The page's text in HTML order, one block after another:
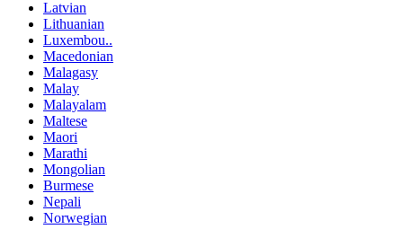
Latvian
Lithuanian
Luxembou..
Macedonian
Malagasy
Malay
Malayalam
Maltese
Maori
Marathi
Mongolian
Burmese
Nepali
Norwegian